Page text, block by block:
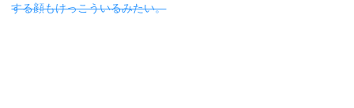
する顔もけっこういるみたい。